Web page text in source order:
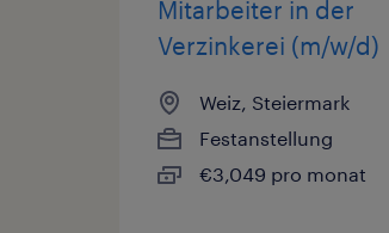
Mitarbeiter in der
Verzinkerei (m/w/d)
Weiz, Steiermark
Festanstellung
€3,049 pro monat